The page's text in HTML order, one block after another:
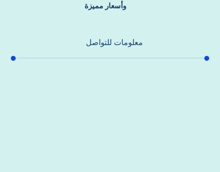
وأسعار مميزة
معلومات للتواصل